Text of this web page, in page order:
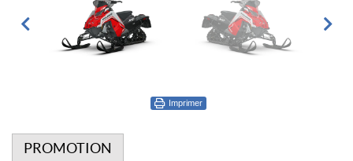
Imprimer
PROMOTION